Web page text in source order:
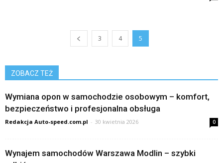
3 4 5
ZOBACZ TEŻ
Wymiana opon w samochodzie osobowym – komfort,
bezpieczeństwo i profesjonalna obsługa
Redakcja Auto-speed.com.pl - 30 kwietnia 2026 0
Wynajem samochodów Warszawa Modlin – szybki